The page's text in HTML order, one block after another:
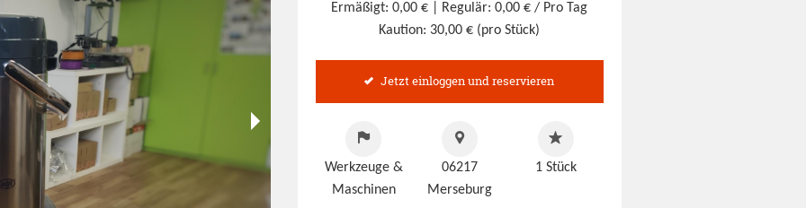
Ermäßigt: 0,00 €
| Regulär: 0,00 € / Pro Tag
Kaution: 30,00 € (pro Stück)
Jetzt einloggen und reservieren
Werkzeuge &
Maschinen
06217
Merseburg
1 Stück